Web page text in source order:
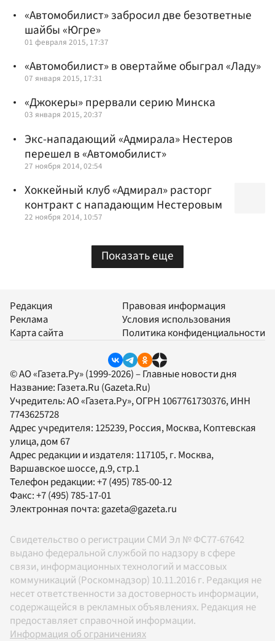
«Автомобилист» забросил две безответные
шайбы «Югре»
01 февраля 2015, 17:37
«Автомобилист» в овертайме обыграл «Ладу»
07 января 2015, 17:31
«Джокеры» прервали серию Минска
03 января 2015, 20:37
Экс-нападающий «Адмирала» Нестеров
перешел в «Автомобилист»
27 ноября 2014, 02:54
Хоккейный клуб «Адмирал» расторг
контракт с нападающим Нестеровым
22 ноября 2014, 10:57
Показать еще
Редакция
Реклама
Карта сайта
Правовая информация
Условия использования
Политика конфиденциальности
© АО «Газета.Ру» (1999-2026) – Главные новости дня
Название: Газета.Ru (Gazeta.Ru)
Учредитель:АО «Газета.Ру», ОГРН 1067761730376, ИНН
7743625728
Адрес учредителя: 125239, Россия, Москва, Коптевская
улица, дом 67
Адрес редакции и издателя: 117105, г. Москва,
Варшавское шоссе, д.9, стр.1
Телефон редакции:+7 (495) 785-00-12
Факс:+7 (495) 785-17-01
Электронная почта: gazeta@gazeta.ru
Свидетельство о регистрации СМИ Эл № ФС77-67642
выдано федеральной службой по надзору в сфере
связи, информационных технологий и массовых
коммуникаций (Роскомнадзор) 10.11.2016 г. Редакция не
несет ответственности за достоверность информации,
содержащейся в рекламных объявлениях. Редакция не
предоставляет справочной информации.
Информация об ограничениях